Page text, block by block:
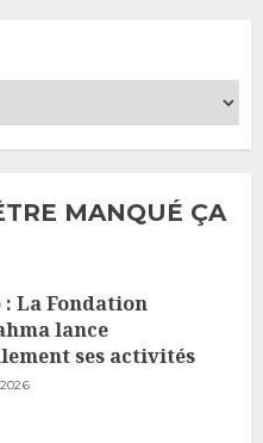
MANQUÉ ÇA
: La Fondation
lance
ses activités